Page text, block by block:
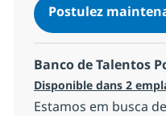
Postulez
Banco de Talentos
Disponible dans 2
Estamos em busca